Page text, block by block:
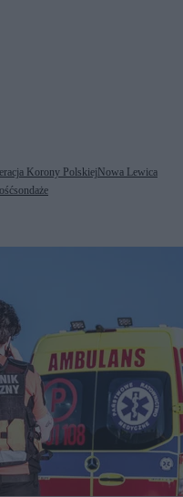
Korony Polskiej Nowa Lewica
sondaże